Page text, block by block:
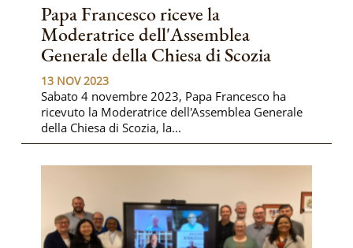
Papa Francesco riceve la
Moderatrice dell'Assemblea
Generale della Chiesa di Scozia
13 NOV 2023
Sabato 4 novembre 2023, Papa Francesco ha
ricevuto la Moderatrice dell'Assemblea Generale
della Chiesa di Scozia, la...